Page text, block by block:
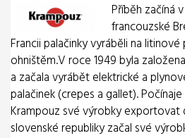
Příběh začíná
francouzské
Francii palačinky vyráběli na
ohništěm.V roce 1949 byla
a začala vyrábět elektrické a
palačinek (crepes a gallet).
Krampouz své výrobky exportovat
slovenské republiky začal své